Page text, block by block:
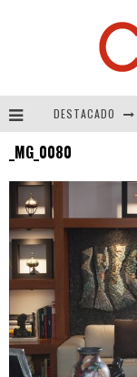
DESTACADO
_MG_0080